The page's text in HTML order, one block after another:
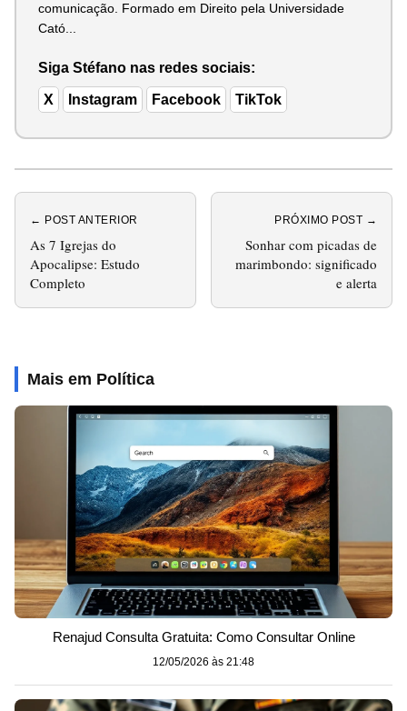
comunicação. Formado em Direito pela Universidade
Cató...
Siga Stéfano nas redes sociais:
X Instagram Facebook TikTok
← POST ANTERIOR
As 7 Igrejas do
Apocalipse: Estudo
Completo
PRÓXIMO POST →
Sonhar com picadas de
marimbondo: significado
e alerta
Mais em Política
Renajud Consulta Gratuita: Como Consultar Online
12/05/2026 às 21:48